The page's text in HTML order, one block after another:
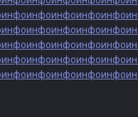
инфоинфоинфоинфоинфо
инфоинфоинфоинфоинфо
инфоинфоинфоинфоинфо
инфоинфоинфоинфоинфо
инфоинфоинфоинфоинфо